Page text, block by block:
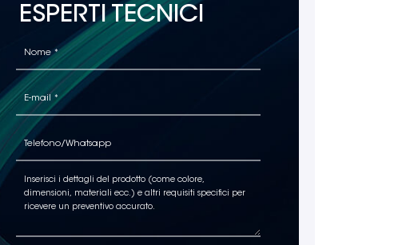
ESPERTI TECNICI